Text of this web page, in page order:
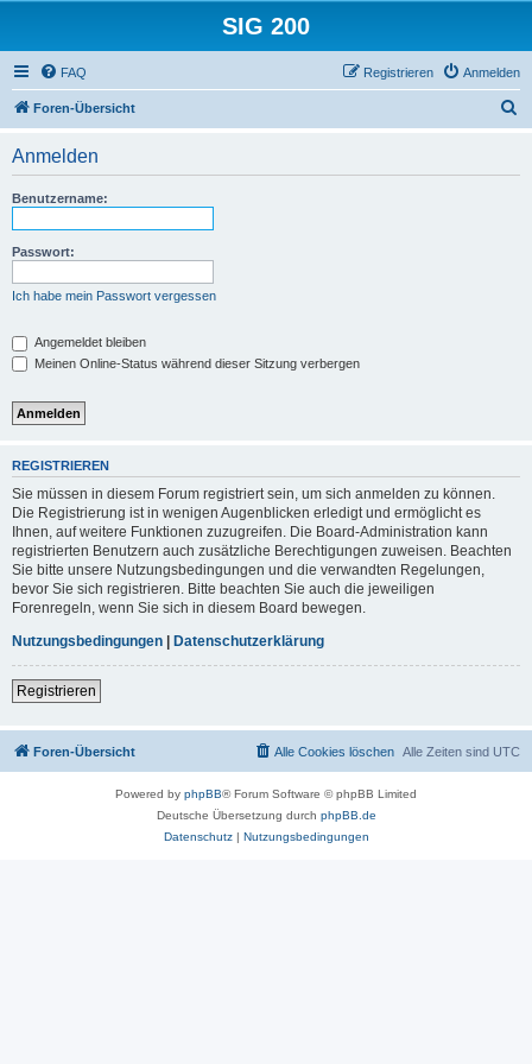
SIG 200
FAQ Anmelden
Registrieren
Foren-Übersicht
Anmelden
Benutzername:
Passwort:
Ich habe mein Passwort vergessen
Angemeldet bleiben
Meinen Online-Status während dieser Sitzung verbergen
REGISTRIEREN
Sie müssen in diesem Forum registriert sein, um sich anmelden zu können.
Die Registrierung ist in wenigen Augenblicken erledigt und ermöglicht es
Ihnen, auf weitere Funktionen zuzugreifen. Die Board-Administration kann
registrierten Benutzern auch zusätzliche Berechtigungen zuweisen. Beachten
Sie bitte unsere Nutzungsbedingungen und die verwandten Regelungen,
bevor Sie sich registrieren. Bitte beachten Sie auch die jeweiligen
Forenregeln, wenn Sie sich in diesem Board bewegen.
Nutzungsbedingungen | Datenschutzerklärung
Registrieren
Foren-Übersicht Alle Zeiten sind UTC
Alle Cookies löschen
Powered by phpBB® Forum Software © phpBB Limited
Deutsche Übersetzung durch phpBB.de
Datenschutz| Nutzungsbedingungen